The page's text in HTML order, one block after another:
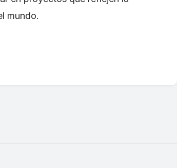
mundo.